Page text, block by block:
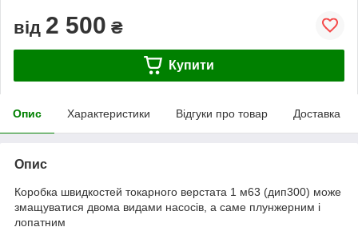
від 2 500 ₴
Купити
Опис Характеристики Відгуки про товар Доставка
Опис
Коробка швидкостей токарного верстата 1 м63 (дип300) може
змащуватися двома видами насосів, а саме плунжерним і
лопатним